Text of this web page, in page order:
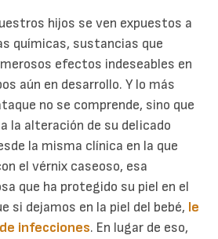
hijos se ven expuestos a
químicas, sustancias que
efectos indeseables en
aún en desarrollo. Y lo más
no se comprende, sino que
la alteración de su delicado
la misma clínica en la que
el vérnix caseoso, esa
que ha protegido su piel en el
si dejamos en la piel del bebé, le
infecciones. En lugar de eso,